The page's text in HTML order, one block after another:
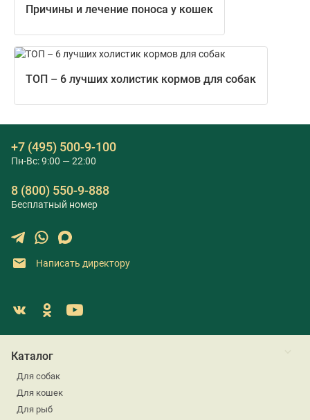
Причины и лечение поноса у кошек
ТОП – 6 лучших холистик кормов для собак
+7 (495) 500-9-100
Пн-Вс: 9:00 — 22:00
8 (800) 550-9-888
Бесплатный номер
Написать директору
Каталог
Для собак
Для кошек
Для рыб